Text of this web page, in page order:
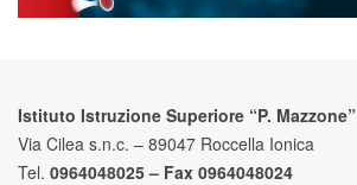
Istituto Istruzione Superiore “P. Mazzone”
Via Cilea s.n.c. – 89047 Roccella Ionica
Tel. 0964048025 – Fax 0964048024